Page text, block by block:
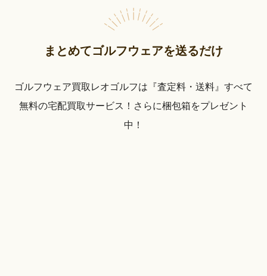
まとめてゴルフウェアを送るだけ
ゴルフウェア買取レオゴルフは『査定料・送料』すべて
無料の宅配買取サービス！さらに梱包箱をプレゼント
中！